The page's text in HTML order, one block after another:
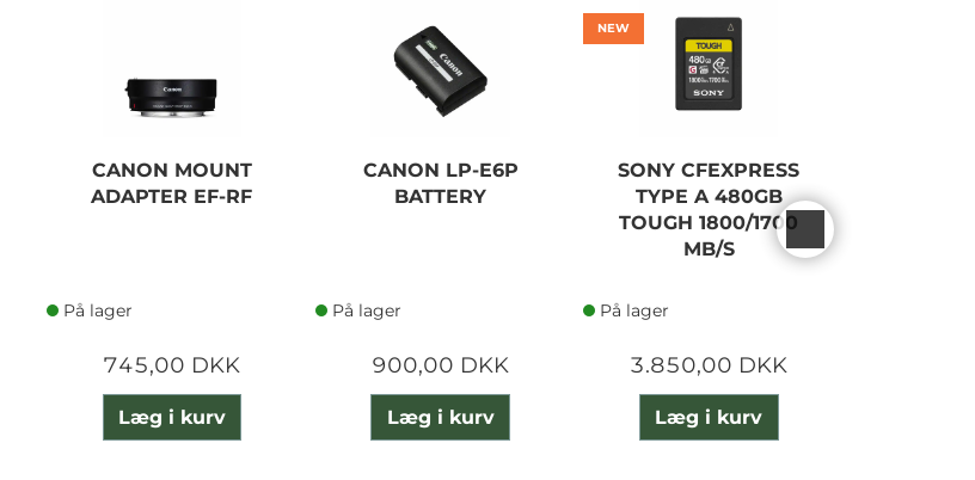
CANON MOUNT
ADAPTER EF-RF
På lager
745,00 DKK
Læg i kurv
CANON LP-E6P
BATTERY
På lager
900,00 DKK
Læg i kurv
NEW
SONY CFEXPRESS
TYPE A 480GB
TOUGH 1800/1700
MB/S
På lager
3.850,00 DKK
Læg i kurv